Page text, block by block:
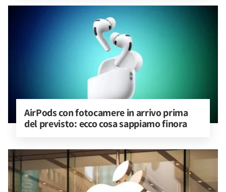
AirPods con fotocamere in arrivo prima
del previsto: ecco cosa sappiamo finora